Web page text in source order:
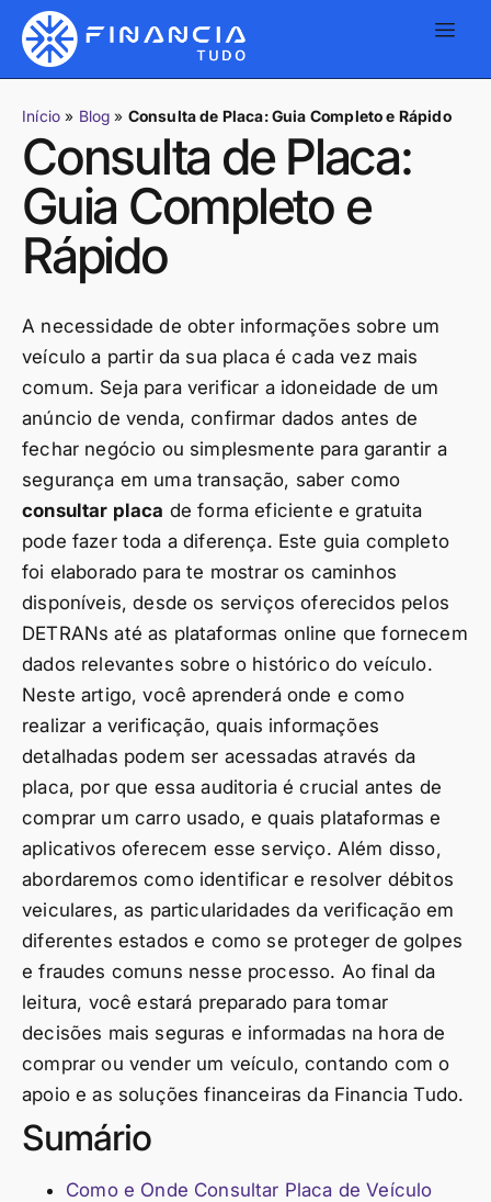
Início » Blog » Consulta de Placa: Guia Completo e Rápido
Consulta de Placa:
Guia Completo e
Rápido
A necessidade de obter informações sobre um
veículo a partir da sua placa é cada vez mais
comum. Seja para verificar a idoneidade de um
anúncio de venda, confirmar dados antes de
fechar negócio ou simplesmente para garantir a
segurança em uma transação, saber como
consultar placa de forma eficiente e gratuita
pode fazer toda a diferença. Este guia completo
foi elaborado para te mostrar os caminhos
disponíveis, desde os serviços oferecidos pelos
DETRANs até as plataformas online que fornecem
dados relevantes sobre o histórico do veículo.
Neste artigo, você aprenderá onde e como
realizar a verificação, quais informações
detalhadas podem ser acessadas através da
placa, por que essa auditoria é crucial antes de
comprar um carro usado, e quais plataformas e
aplicativos oferecem esse serviço. Além disso,
abordaremos como identificar e resolver débitos
veiculares, as particularidades da verificação em
diferentes estados e como se proteger de golpes
e fraudes comuns nesse processo. Ao final da
leitura, você estará preparado para tomar
decisões mais seguras e informadas na hora de
comprar ou vender um veículo, contando com o
apoio e as soluções financeiras da Financia Tudo.
Sumário
Como e Onde Consultar Placa de Veículo